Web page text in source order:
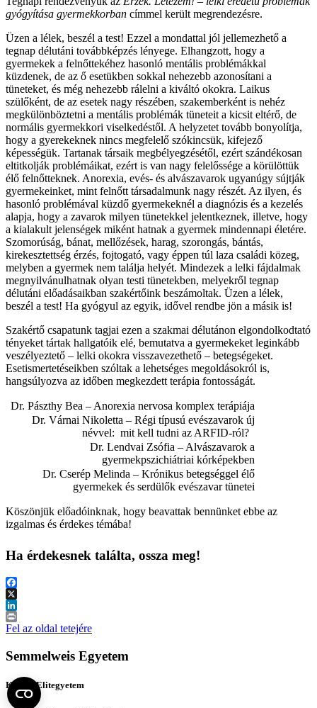
gyógyítása gyermekkorban címmel került megrendezésre.
Üzen a lélek, beszél a test! Ezzel a mondattal jól jellemezhető a
tegnap délutáni továbbképzés lényege. Elhangzott, hogy a
gyermekek a felnőttekéhez hasonló mentális problémákkal
küzdenek, de az ő esetükben sokkal nehezebb azonosítani a
tüneteket, és még nehezebb rálelni a kiváltó okokra. Laikus
szülőként, de az esetek nagy részében, szakemberként is nehéz
megkülönböztetni a mentális problémák tüneteit a kicsit eltérő, de
normális gyermekkori viselkedéstől. A helyzetet tovább bonyolítja,
hogy a gyerekeknek nincs megfelelő szókincsük, kifejező
képességük. Tartanak társaik megbélyegzésétől, ezért szándékosan
eltitkolják problémáikat, ezért is van nagy felelőssége a körülöttük
élő felnőtteknek. Anorexia, evés- és alvászavarok ugyanúgy sújtják
gyermekeinket, mint felnőtt társadalmunk nagy részét. Az ilyen, és
hasonló problémával küzdő gyermekeknél a diagnózis és a kezelés
alapja, hogy a zavarok milyen tünetekkel jelentkeznek, illetve, hogy
a kialakult jelenségek miként hatnak a gyermek mindennapi életére.
Szomorúság, bánat, mellőzések, harag, szorongás, bántás,
kirekesztettség érzés, fojtogató, vagy éppen túl laza családi közeg,
melyben a gyermek nem találja helyét. Mindezek a lelki fájdalmak
megnyilvánulhatnak olyan testi tünetekben, melyekről tegnap
délutáni előadásaikban szakértőink beszámoltak. Üzen a lélek,
beszél a test! Ha gyógyul az egyik, idővel rendbe jön a másik is!
Szakértő csapatunk tagjai ezen a szakmai délutánon elgondolkodtató
tényeket tártak hallgatóik elé, bemutatva a gyermekeket leginkább
veszélyeztető – lelki okokra visszavezethető – betegségeket.
Esetismertetéseikben szóltak a lehetséges megoldásokról is,
hangsúlyozva az időben megkezdett terápia fontosságát.
Dr. Pászthy Bea – Anorexia nervosa komplex terápiája
Dr. Várnai Nikoletta – Régi típusú evészavarok új
névvel: mit kell tudni az ARFID-ról?
Dr. Lendvai Zsófia – Alvászavarok a
gyermekpszichiátriai kórképekben
Dr. Cserép Melinda – Krónikus betegséggel élő
gyermekek és serdülők evészavar tünetei
Köszönjük előadóinknak, hogy beavattak bennünket ebbe az
izgalmas és érdekes témába!
Ha érdekesnek találta, ossza meg!
Facebook
X
LinkedIn
Print
Fel az oldal tetejére
Semmelweis Egyetem
Kutató-Elitegyetem